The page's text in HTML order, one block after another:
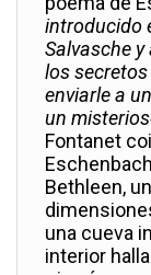
introducido
Salvasche
los
enviarle a
un
Fontanet
Bethleen,
una cueva
interior